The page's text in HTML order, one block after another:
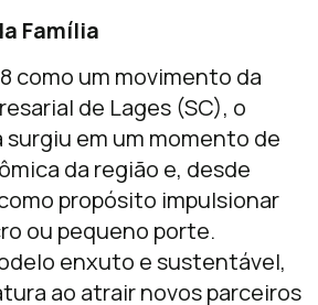
Família
como um movimento da
de Lages (SC), o
surgiu em um momento de
da região e, desde
propósito impulsionar
ou pequeno porte.
enxuto e sustentável,
ao atrair novos parceiros